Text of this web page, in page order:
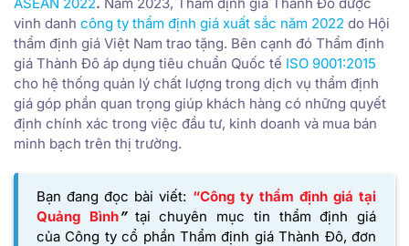
vinh danh công ty thẩm định giá xuất sắc năm 2022 do Hội
thẩm định giá Việt Nam trao tặng. Bên cạnh đó Thẩm định
giá Thành Đô áp dụng tiêu chuẩn Quốc tế ISO 9001:2015
cho hệ thống quản lý chất lượng trong dịch vụ thẩm định
giá góp phần quan trọng giúp khách hàng có những quyết
định chính xác trong việc đầu tư, kinh doanh và mua bán
minh bạch trên thị trường.
Bạn đang đọc bài viết: “Công ty thẩm định giá tại
Quảng Bình” tại chuyên mục tin thẩm định giá
của Công ty cổ phần Thẩm định giá Thành Đô, đơn